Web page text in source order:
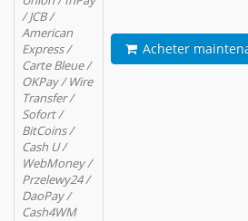
/ JCB /
American
Express /
Carte Bleue /
OKPay / Wire
Transfer /
Sofort /
BitCoins /
Cash U /
WebMoney /
Przelewy24 /
DaoPay /
Cash4WM
Acheter